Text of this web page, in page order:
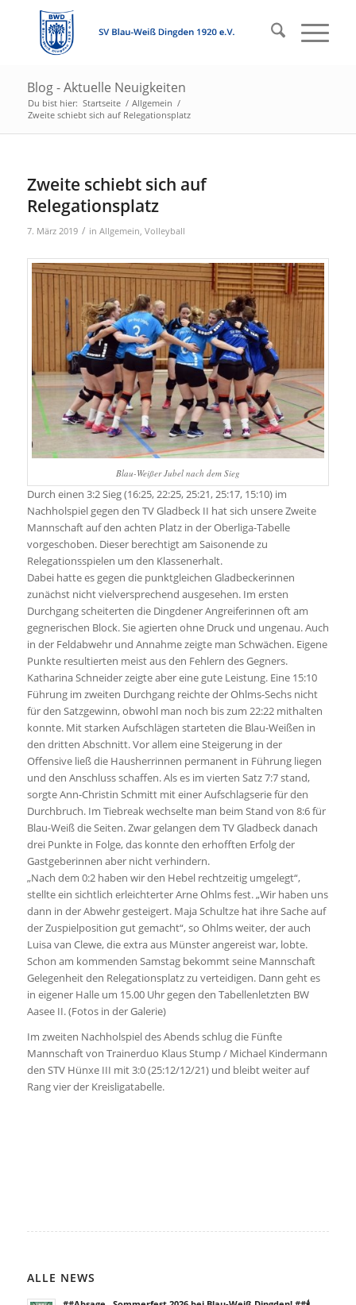
Blog - Aktuelle Neuigkeiten
Du bist hier: Startseite / Allgemein /
Zweite schiebt sich auf Relegationsplatz
Zweite schiebt sich auf
Relegationsplatz
7. März 2019 / in Allgemein, Volleyball
Blau-Weißer Jubel nach dem Sieg
Durch einen 3:2 Sieg (16:25, 22:25, 25:21, 25:17, 15:10) im
Nachholspiel gegen den TV Gladbeck II hat sich unsere Zweite
Mannschaft auf den achten Platz in der Oberliga-Tabelle
vorgeschoben. Dieser berechtigt am Saisonende zu
Relegationsspielen um den Klassenerhalt.
Dabei hatte es gegen die punktgleichen Gladbeckerinnen
zunächst nicht vielversprechend ausgesehen. Im ersten
Durchgang scheiterten die Dingdener Angreiferinnen oft am
gegnerischen Block. Sie agierten ohne Druck und ungenau. Auch
in der Feldabwehr und Annahme zeigte man Schwächen. Eigene
Punkte resultierten meist aus den Fehlern des Gegners.
Katharina Schneider zeigte aber eine gute Leistung. Eine 15:10
Führung im zweiten Durchgang reichte der Ohlms-Sechs nicht
für den Satzgewinn, obwohl man noch bis zum 22:22 mithalten
konnte. Mit starken Aufschlägen starteten die Blau-Weißen in
den dritten Abschnitt. Vor allem eine Steigerung in der
Offensive ließ die Hausherrinnen permanent in Führung liegen
und den Anschluss schaffen. Als es im vierten Satz 7:7 stand,
sorgte Ann-Christin Schmitt mit einer Aufschlagserie für den
Durchbruch. Im Tiebreak wechselte man beim Stand von 8:6 für
Blau-Weiß die Seiten. Zwar gelangen dem TV Gladbeck danach
drei Punkte in Folge, das konnte den erhofften Erfolg der
Gastgeberinnen aber nicht verhindern.
„Nach dem 0:2 haben wir den Hebel rechtzeitig umgelegt“,
stellte ein sichtlich erleichterter Arne Ohlms fest. „Wir haben uns
dann in der Abwehr gesteigert. Maja Schultze hat ihre Sache auf
der Zuspielposition gut gemacht“, so Ohlms weiter, der auch
Luisa van Clewe, die extra aus Münster angereist war, lobte.
Schon am kommenden Samstag bekommt seine Mannschaft
Gelegenheit den Relegationsplatz zu verteidigen. Dann geht es
in eigener Halle um 15.00 Uhr gegen den Tabellenletzten BW
Aasee II. (Fotos in der Galerie)
Im zweiten Nachholspiel des Abends schlug die Fünfte
Mannschaft von Trainerduo Klaus Stump / Michael Kindermann
den STV Hünxe III mit 3:0 (25:12/12/21) und bleibt weiter auf
Rang vier der Kreisligatabelle.
ALLE NEWS